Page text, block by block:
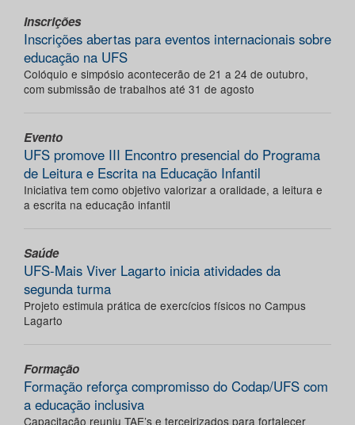
Inscrições
Inscrições abertas para eventos internacionais sobre
educação na UFS
Colóquio e simpósio acontecerão de 21 a 24 de outubro,
com submissão de trabalhos até 31 de agosto
Evento
UFS promove III Encontro presencial do Programa
de Leitura e Escrita na Educação Infantil
Iniciativa tem como objetivo valorizar a oralidade, a leitura e
a escrita na educação infantil
Saúde
UFS-Mais Viver Lagarto inicia atividades da
segunda turma
Projeto estimula prática de exercícios físicos no Campus
Lagarto
Formação
Formação reforça compromisso do Codap/UFS com
a educação inclusiva
Capacitação reuniu TAE’s e terceirizados para fortalecer